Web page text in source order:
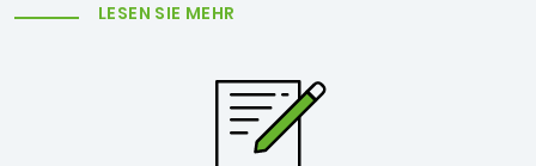
LESEN SIE MEHR